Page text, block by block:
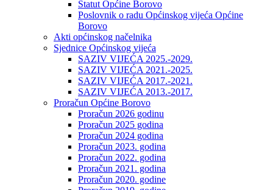
Statut Općine Borovo
Poslovnik o radu Općinskog vijeća Općine
Borovo
Akti općinskog načelnika
Sjednice Općinskog vijeća
SAZIV VIJEĆA 2025.-2029.
SAZIV VIJEĆA 2021.-2025.
SAZIV VIJEĆA 2017.-2021.
SAZIV VIJEĆA 2013.-2017.
Proračun Općine Borovo
Proračun 2026 godinu
Proračun 2025 godina
Proračun 2024 godina
Proračun 2023. godina
Proračun 2022. godina
Proračun 2021. godina
Proračun 2020. godine